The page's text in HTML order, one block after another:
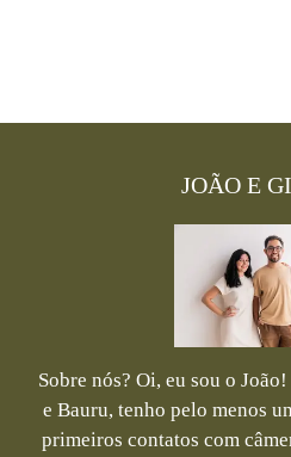
JOÃO E
Sobre nós? Oi, eu sou o
e Bauru, tenho pelo menos
primeiros contatos com